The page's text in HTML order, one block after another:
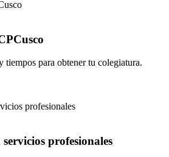
tiempos para obtener tu colegiatura.
profesionales